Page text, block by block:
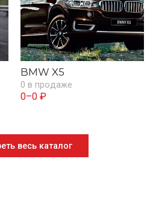
BMW X5
0 в продаже
0–0 ₽
весь каталог